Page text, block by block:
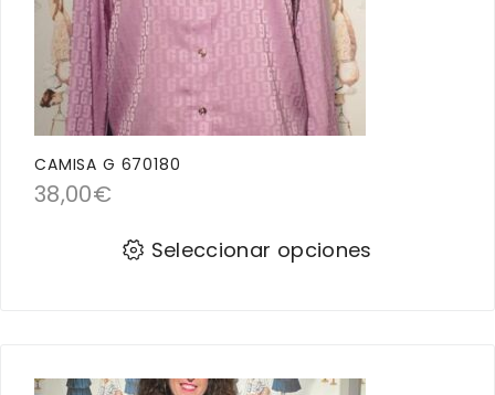
CAMISA G 670180
38,00€
Seleccionar opciones